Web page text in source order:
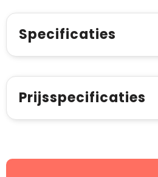
Specificaties
Prijsspecificaties